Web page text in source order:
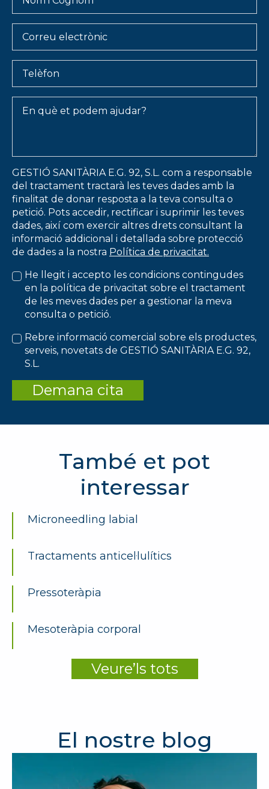
Email
Telèfon
Message
GESTIÓ SANITÀRIA E.G. 92, S.L. com a responsable
del tractament tractarà les teves dades amb la
finalitat de donar resposta a la teva consulta o
petició. Pots accedir, rectificar i suprimir les teves
dades, així com exercir altres drets consultant la
informació addicional i detallada sobre protecció
de dades a la nostra Política de privacitat.
He llegit i accepto les condicions contingudes
en la política de privacitat sobre el tractament
de les meves dades per a gestionar la meva
consulta o petició.
Rebre informació comercial sobre els productes,
serveis, novetats de GESTIÓ SANITÀRIA E.G. 92,
S.L.
Demana cita
També et pot
interessar
Microneedling labial
Tractaments anticel·lulítics
Pressoteràpia
Mesoteràpia corporal
Veure’ls tots
El nostre blog